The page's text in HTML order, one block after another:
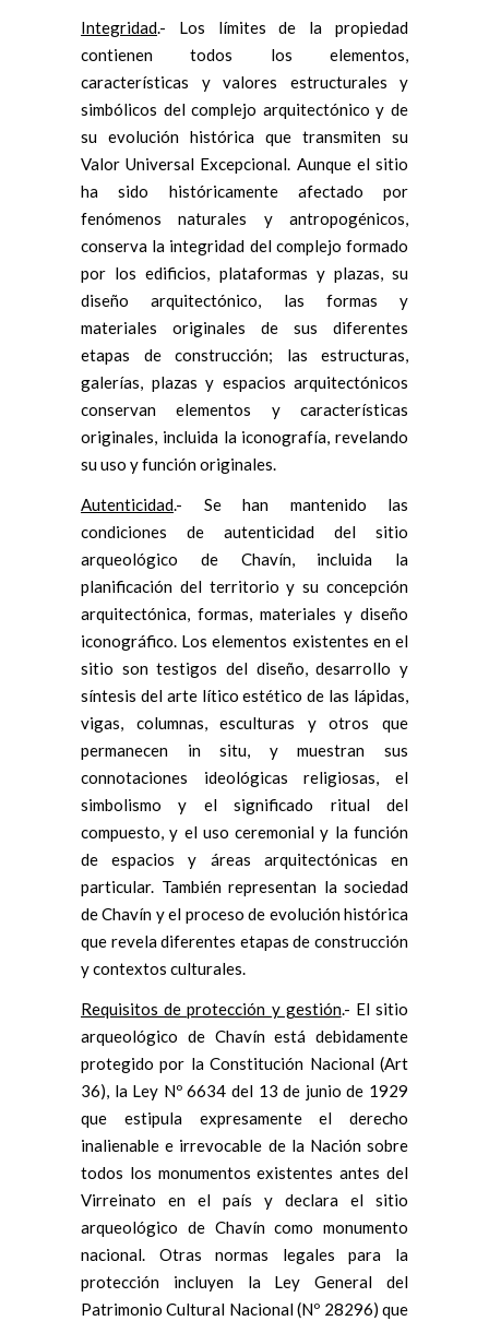
Integridad.- Los límites de la propiedad
contienen todos los elementos,
características y valores estructurales y
simbólicos del complejo arquitectónico y de
su evolución histórica que transmiten su
Valor Universal Excepcional. Aunque el sitio
ha sido históricamente afectado por
fenómenos naturales y antropogénicos,
conserva la integridad del complejo formado
por los edificios, plataformas y plazas, su
diseño arquitectónico, las formas y
materiales originales de sus diferentes
etapas de construcción; las estructuras,
galerías, plazas y espacios arquitectónicos
conservan elementos y características
originales, incluida la iconografía, revelando
su uso y función originales.
Autenticidad.- Se han mantenido las
condiciones de autenticidad del sitio
arqueológico de Chavín, incluida la
planificación del territorio y su concepción
arquitectónica, formas, materiales y diseño
iconográfico. Los elementos existentes en el
sitio son testigos del diseño, desarrollo y
síntesis del arte lítico estético de las lápidas,
vigas, columnas, esculturas y otros que
permanecen in situ, y muestran sus
connotaciones ideológicas religiosas, el
simbolismo y el significado ritual del
compuesto, y el uso ceremonial y la función
de espacios y áreas arquitectónicas en
particular. También representan la sociedad
de Chavín y el proceso de evolución histórica
que revela diferentes etapas de construcción
y contextos culturales.
Requisitos de protección y gestión.- El sitio
arqueológico de Chavín está debidamente
protegido por la Constitución Nacional (Art
36), la Ley Nº 6634 del 13 de junio de 1929
que estipula expresamente el derecho
inalienable e irrevocable de la Nación sobre
todos los monumentos existentes antes del
Virreinato en el país y declara el sitio
arqueológico de Chavín como monumento
nacional. Otras normas legales para la
protección incluyen la Ley General del
Patrimonio Cultural Nacional (Nº 28296) que